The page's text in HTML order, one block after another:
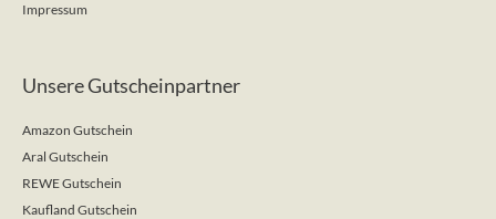
Impressum
Unsere Gutscheinpartner
Amazon Gutschein
Aral Gutschein
REWE Gutschein
Kaufland Gutschein